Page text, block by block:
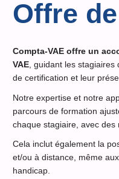
Offre
Compta-VAE offre un
VAE , guidant les
de certification et leur
Notre expertise et notre
parcours de formation
chaque stagiaire, avec des
Cela inclut également la
et/ou à distance, même
handicap.